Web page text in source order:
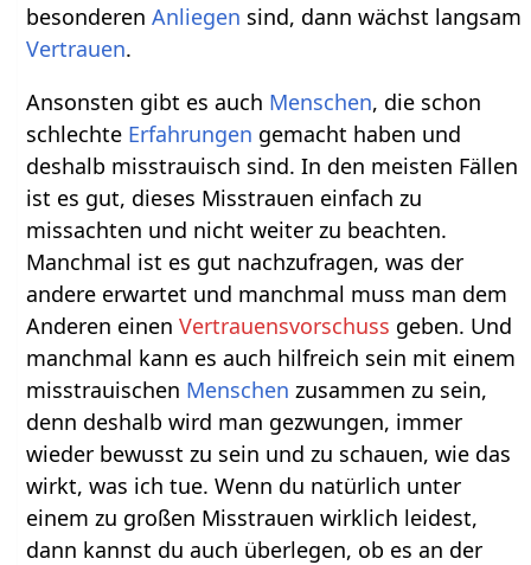
besonderenAnliegen sind, dann wächst langsam
Vertrauen.
Ansonsten gibt es auch Menschen, die schon
schlechte Erfahrungen gemacht haben und
deshalb misstrauisch sind. In den meisten Fällen
ist es gut, dieses Misstrauen einfach zu
missachten und nicht weiter zu beachten.
Manchmal ist es gut nachzufragen, was der
andere erwartet und manchmal muss man dem
Anderen einenVertrauensvorschuss geben. Und
manchmal kann es auch hilfreich sein mit einem
misstrauischen Menschen zusammen zu sein,
denn deshalb wird man gezwungen, immer
wieder bewusst zu sein und zu schauen, wie das
wirkt, was ich tue. Wenn du natürlich unter
einem zu großen Misstrauen wirklich leidest,
dann kannst du auch überlegen, ob es an der